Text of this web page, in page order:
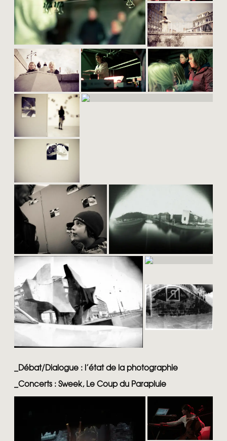
Débat/Dialogue : l’état de la photographie
Concerts : Sweek, Le Coup du Parapluie